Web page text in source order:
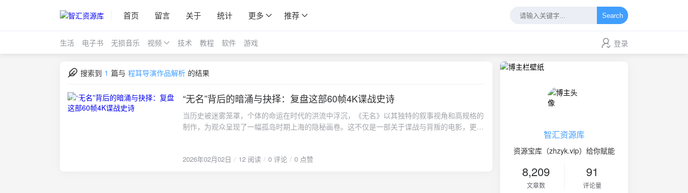
首页 留言 关于 统计 更多 推荐 Search
生活 电子书 无损音乐 视频 技术 教程 软件 游戏 登录
搜索到 1 篇与 程耳导演作品解析 的结果
2026-02-02
“无名”背后的暗涌与抉择：复盘这部60帧4K谍战史诗
当历史被迷雾笼罩，个体的命运在时代的洪流中浮沉，《无名》以其独特的叙事视角和高规格的
制作，为观众呈现了一幅孤岛时期上海的隐秘画卷。这不仅是一部关于谍战与背叛的电影，更是
更残酷的战场故事背景设定在20世纪40年代的上海孤岛时期。这座城市表面繁华依旧，歌舞升
2026年02月02日 12 阅读 0 评论 0 点赞
智汇资源库
资源宝库（zhzyk.vip）给你赋能
8,209
文章数
91
评论量